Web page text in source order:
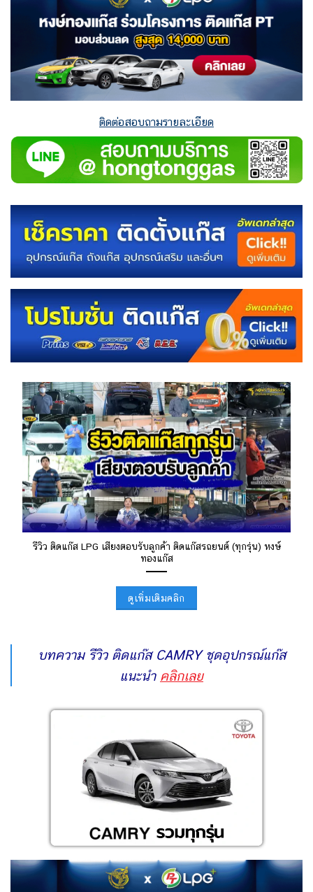
ติดต่อสอบถามรายละเอียด
รีวิว ติดแก๊ส LPG เสียงตอบรับลูกค้า ติดแก๊สรถยนต์ (ทุกรุ่น) หงษ์
ทองแก๊ส
ดูเพิ่มเติมคลิก
บทความ รีวิว ติดแก๊ส CAMRY ชุดอุปกรณ์แก๊ส
แนะนำ คลิกเลย